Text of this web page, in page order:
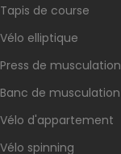
Tapis de course
Vélo elliptique
Press de musculation
Banc de musculation
Vélo d'appartement
Vélo spinning